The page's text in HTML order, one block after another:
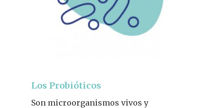
Los Probióticos
Son microorganismos vivos y